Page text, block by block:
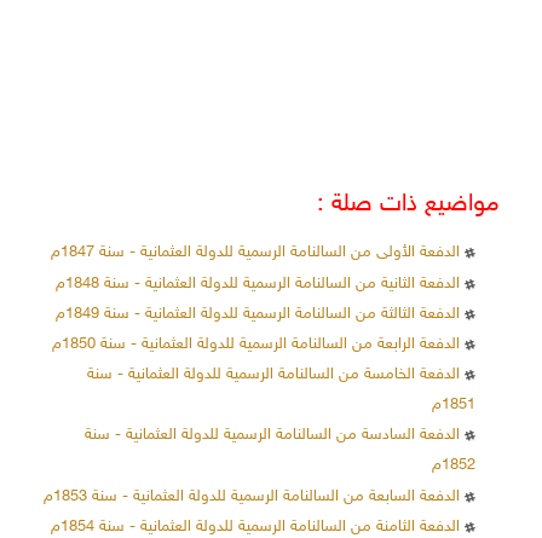
مواضيع ذات صلة :
الدفعة الأولى من السالنامة الرسمية للدولة العثمانية - سنة 1847م
الدفعة الثانية من السالنامة الرسمية للدولة العثمانية - سنة 1848م
الدفعة الثالثة من السالنامة الرسمية للدولة العثمانية - سنة 1849م
الدفعة الرابعة من السالنامة الرسمية للدولة العثمانية - سنة 1850م
الدفعة الخامسة من السالنامة الرسمية للدولة العثمانية - سنة
1851م
الدفعة السادسة من السالنامة الرسمية للدولة العثمانية - سنة
1852م
الدفعة السابعة من السالنامة الرسمية للدولة العثمانية - سنة 1853م
الدفعة الثامنة من السالنامة الرسمية للدولة العثمانية - سنة 1854م